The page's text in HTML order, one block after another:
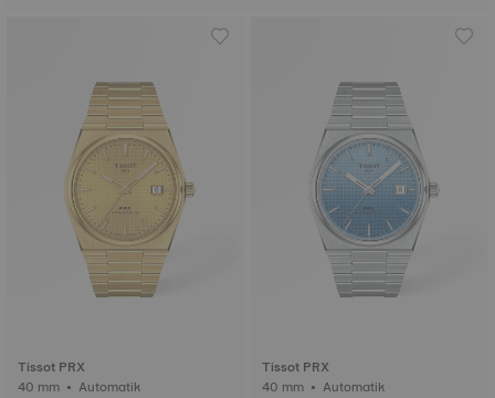
Tissot PRX
40 mm • Automatik
Tissot PRX
40 mm • Automatik